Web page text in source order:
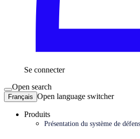
Se connecter
Open search
Français Open language switcher
Produits
Présentation du système de